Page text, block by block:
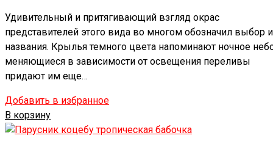
Удивительный и притягивающий взгляд окрас
представителей этого вида во многом обозначил выбор
названия. Крылья темного цвета напоминают ночное
меняющиеся в зависимости от освещения переливы
придают им еще…
Добавить в избранное
В корзину